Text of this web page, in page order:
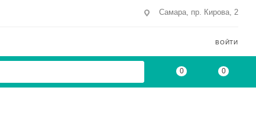
Самара, пр. Кирова, 2
ВОЙТИ
0 0